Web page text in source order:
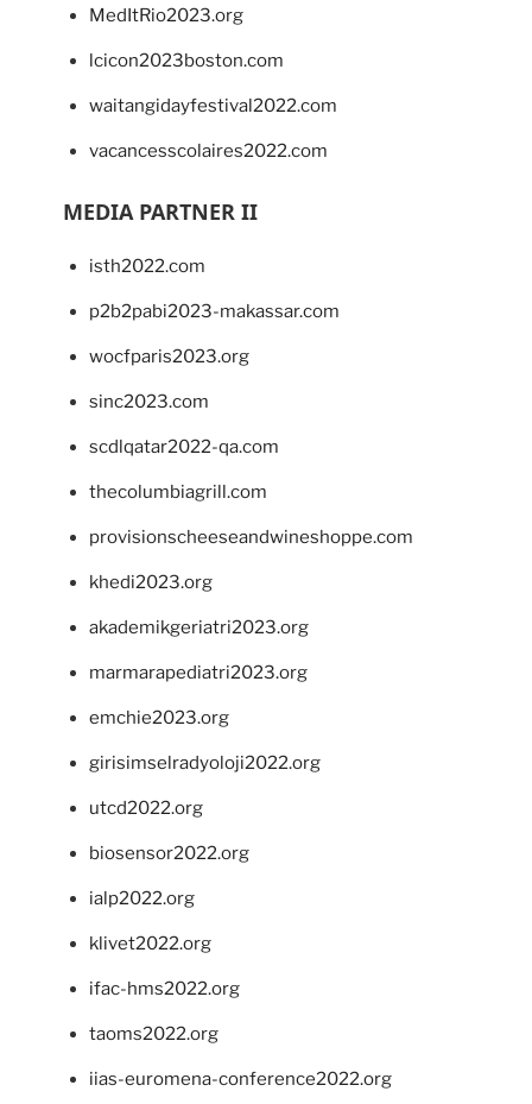
MedItRio2023.org
lcicon2023boston.com
waitangidayfestival2022.com
vacancesscolaires2022.com
MEDIA PARTNER II
isth2022.com
p2b2pabi2023-makassar.com
wocfparis2023.org
sinc2023.com
scdlqatar2022-qa.com
thecolumbiagrill.com
provisionscheeseandwineshoppe.com
khedi2023.org
akademikgeriatri2023.org
marmarapediatri2023.org
emchie2023.org
girisimselradyoloji2022.org
utcd2022.org
biosensor2022.org
ialp2022.org
klivet2022.org
ifac-hms2022.org
taoms2022.org
iias-euromena-conference2022.org